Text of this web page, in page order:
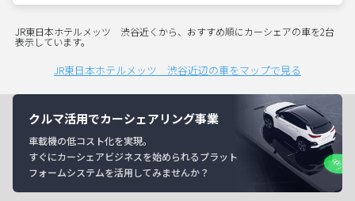
JR東日本ホテルメッツ 渋谷近くから、おすすめ順にカーシェアの車を2台
表示しています。
JR東日本ホテルメッツ 渋谷近辺の車をマップで見る
クルマ活用でカーシェアリング事業
車載機の低コスト化を実現。
すぐにカーシェアビジネスを始められるプラット
フォームシステムを活用してみませんか？